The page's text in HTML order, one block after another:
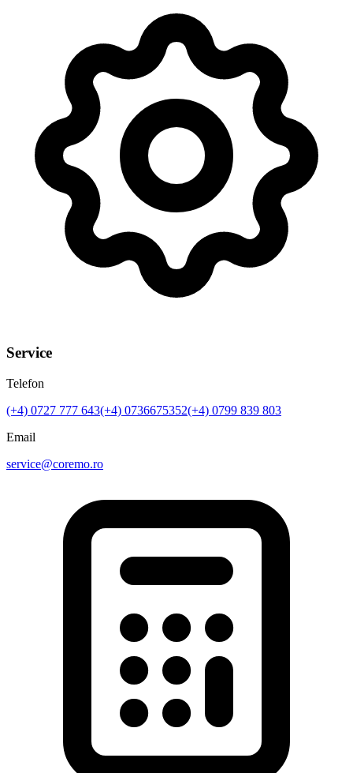
Service
Telefon
(+4) 0727 777 643(+4) 0736675352(+4) 0799 839 803
Email
service@coremo.ro